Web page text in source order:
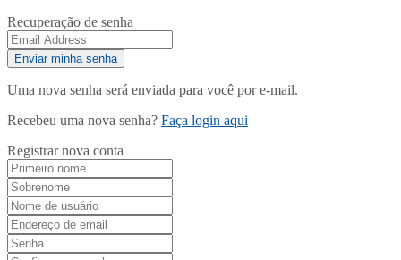
Recuperação de senha
Uma nova senha será enviada para você por e-mail.
Recebeu uma nova senha? Faça login aqui
Registrar nova conta